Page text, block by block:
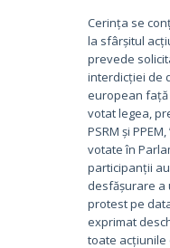
Cerința se
la sfârșitul
prevede
interdicției de
european
votat legea,
PSRM și
votate în
participanții
desfășurare a
protest pe
exprimat
toate acțiunile